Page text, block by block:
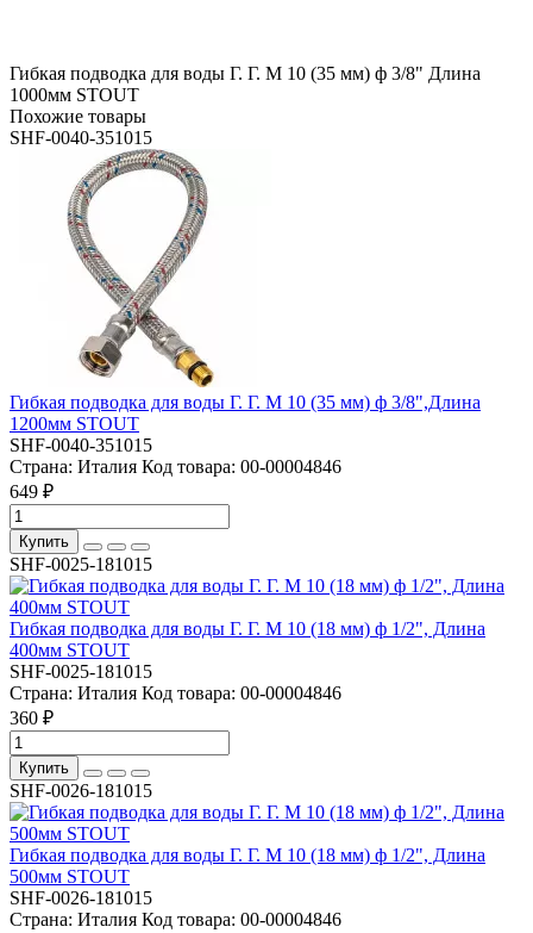
Гибкая подводка для воды Г. Г. M 10 (35 мм) ф 3/8" Длина
1000мм STOUT
Похожие товары
SHF-0040-351015
Гибкая подводка для воды Г. Г. M 10 (35 мм) ф 3/8",Длина
1200мм STOUT
SHF-0040-351015
Страна: Италия Код товара: 00-00004846
649 ₽
Купить
SHF-0025-181015
Гибкая подводка для воды Г. Г. M 10 (18 мм) ф 1/2", Длина
400мм STOUT
SHF-0025-181015
Страна: Италия Код товара: 00-00004846
360 ₽
Купить
SHF-0026-181015
Гибкая подводка для воды Г. Г. M 10 (18 мм) ф 1/2", Длина
500мм STOUT
SHF-0026-181015
Страна: Италия Код товара: 00-00004846